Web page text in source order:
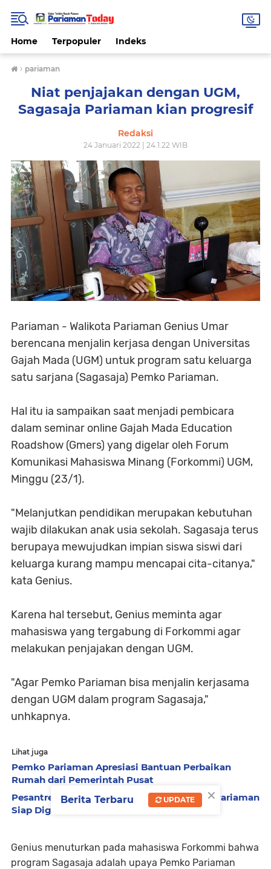
Home Terpopuler Indeks
› pariaman
Niat penjajakan dengan UGM,
Sagasaja Pariaman kian progresif
Redaksi
24 Januari 2022 | 24.1.22 WIB
Pariaman - Walikota Pariaman Genius Umar
berencana menjalin kerjasa dengan Universitas
Gajah Mada (UGM) untuk program satu keluarga
satu sarjana (Sagasaja) Pemko Pariaman.
Hal itu ia sampaikan saat menjadi pembicara
dalam seminar online Gajah Mada Education
Roadshow (Gmers) yang digelar oleh Forum
Komunikasi Mahasiswa Minang (Forkommi) UGM,
Minggu (23/1).
"Melanjutkan pendidikan merupakan kebutuhan
wajib dilakukan anak usia sekolah. Sagasaja terus
berupaya mewujudkan impian siswa siswi dari
keluarga kurang mampu mencapai cita-citanya,"
kata Genius.
Karena hal tersebut, Genius meminta agar
mahasiswa yang tergabung di Forkommi agar
melakukan penjajakan dengan UGM.
"Agar Pemko Pariaman bisa menjalin kerjasama
dengan UGM dalam program Sagasaja,"
unhkapnya.
Lihat juga
Pemko Pariaman Apresiasi Bantuan Perbaikan
Rumah dari Pemerintah Pusat
Pesantren Ramadhan SD dan SMP Se-Kota Pariaman
Siap Digelar
Genius menuturkan pada mahasiswa Forkommi bahwa
program Sagasaja adalah upaya Pemko Pariaman
×
Berita Terbaru UPDATE